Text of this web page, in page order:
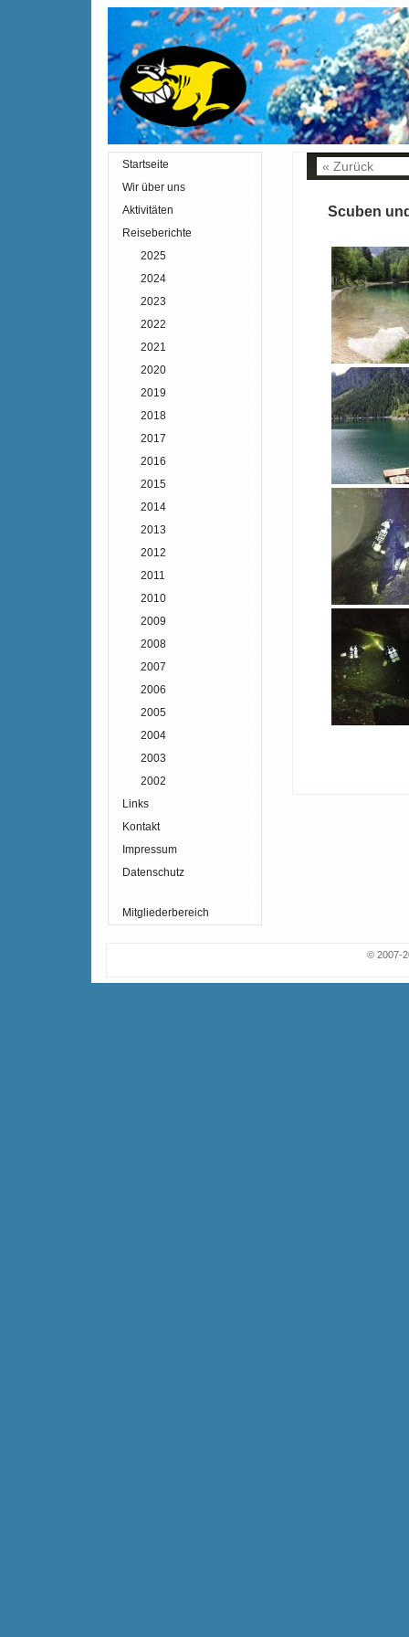
« Zurück
Scuben
Startseite
Wir über uns
Aktivitäten
Reiseberichte
2025
2024
2023
2022
2021
2020
2019
2018
2017
2016
2015
2014
2013
2012
2011
2010
2009
2008
2007
2006
2005
2004
2003
2002
Links
Kontakt
Impressum
Datenschutz
Mitgliederbereich
© 2007-